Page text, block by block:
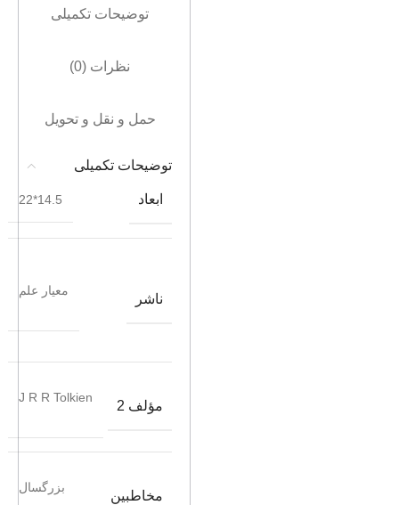
توضیحات تکمیلی
نظرات (0)
حمل و نقل و تحویل
توضیحات تکمیلی
ابعاد 14.5*22
ناشر
معیار علم
مؤلف 2
J R R Tolkien
مخاطبین
بزرگسال